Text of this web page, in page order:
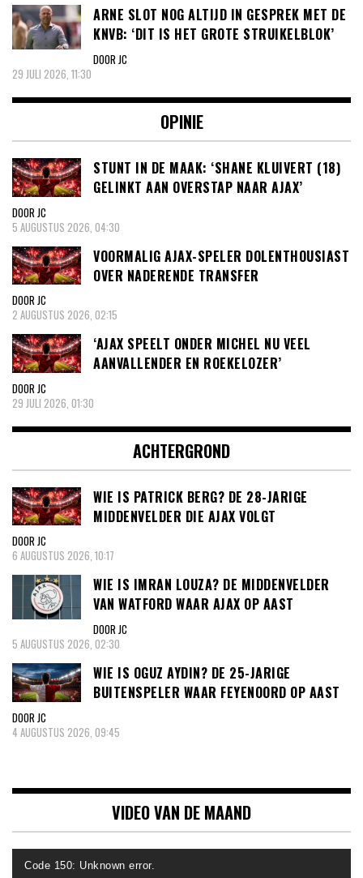
ARNE SLOT NOG ALTIJD IN GESPREK MET DE
KNVB: ‘DIT IS HET GROTE STRUIKELBLOK’
DOOR JC
29 JULI 2026, 11:30
OPINIE
STUNT IN DE MAAK: ‘SHANE KLUIVERT (18)
GELINKT AAN OVERSTAP NAAR AJAX’
DOOR JC
5 AUGUSTUS 2026, 04:30
VOORMALIG AJAX-SPELER DOLENTHOUSIAST
OVER NADERENDE TRANSFER
DOOR JC
2 AUGUSTUS 2026, 02:15
‘AJAX SPEELT ONDER MICHEL NU VEEL
AANVALLENDER EN ROEKELOZER’
DOOR JC
29 JULI 2026, 01:30
ACHTERGROND
WIE IS PATRICK BERG? DE 28-JARIGE
MIDDENVELDER DIE AJAX VOLGT
DOOR JC
6 AUGUSTUS 2026, 10:17
WIE IS IMRAN LOUZA? DE MIDDENVELDER
VAN WATFORD WAAR AJAX OP AAST
DOOR JC
5 AUGUSTUS 2026, 02:30
WIE IS OGUZ AYDIN? DE 25-JARIGE
BUITENSPELER WAAR FEYENOORD OP AAST
DOOR JC
4 AUGUSTUS 2026, 09:45
VIDEO VAN DE MAAND
Videospeler
Code 150: Unknown error.